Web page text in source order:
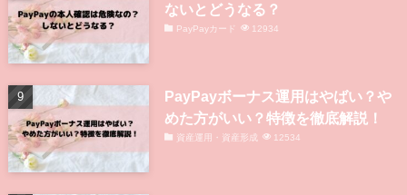
ないとどうなる？
PayPayカード 12934
PayPayボーナス運用はやばい？や
めた方がいい？特徴を徹底解説！
資産運用・資産形成 12534